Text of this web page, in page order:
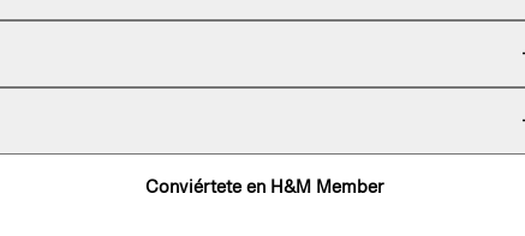
Conviértete en H&M Member